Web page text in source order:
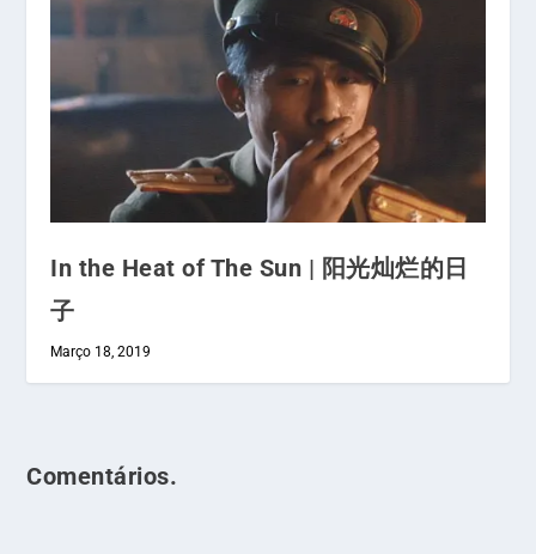
In the Heat of The Sun | 阳光灿烂的日
子
Março 18, 2019
Comentários.